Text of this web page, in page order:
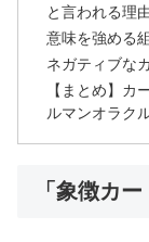
と言われる理
意味を強める
ネガティブな
【まとめ】カ
ルマンオラク
「象徴カ